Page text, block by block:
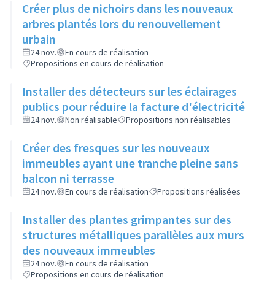
Créer plus de nichoirs dans les nouveaux
arbres plantés lors du renouvellement
urbain
24 nov.
En cours de réalisation
Propositions en cours de réalisation
Installer des détecteurs sur les éclairages
publics pour réduire la facture d'électricité
24 nov. Non réalisable Propositions non réalisables
Créer des fresques sur les nouveaux
immeubles ayant une tranche pleine sans
balcon ni terrasse
24 nov. En cours de réalisation Propositions réalisées
Installer des plantes grimpantes sur des
structures métalliques parallèles aux murs
des nouveaux immeubles
24 nov.
En cours de réalisation
Propositions en cours de réalisation